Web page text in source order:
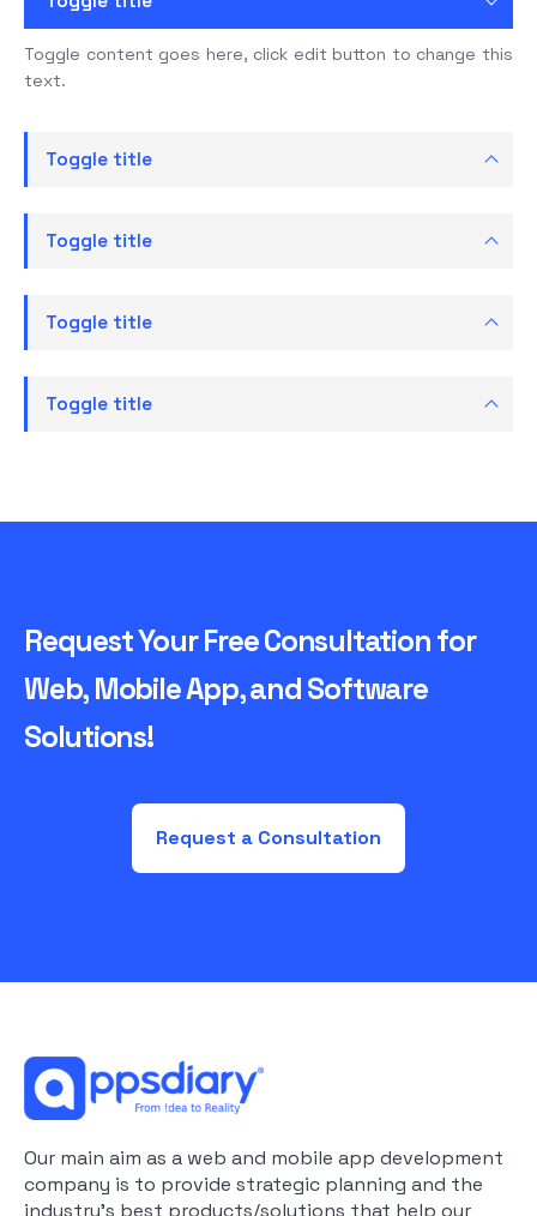
Toggle content goes here, click edit button to change this
text.
Toggle title
Toggle title
Toggle title
Toggle title
Request Your Free Consultation for
Web, Mobile App, and Software
Solutions!
Request a Consultation
Our main aim as a web and mobile app development
company is to provide strategic planning and the